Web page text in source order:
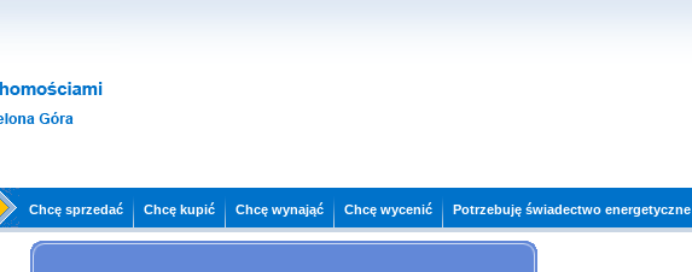
Chcę sprzedać Chcę kupić Chcę wynająć Chcę wycenić Potrzebuję świadectwo energetyczne